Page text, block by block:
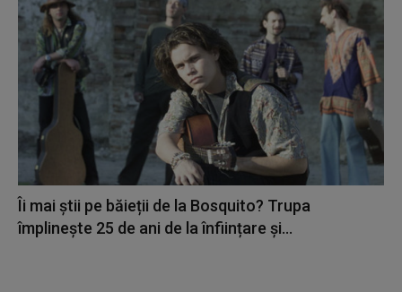
Îi mai știi pe băieții de la Bosquito? Trupa
împlinește 25 de ani de la înființare și...